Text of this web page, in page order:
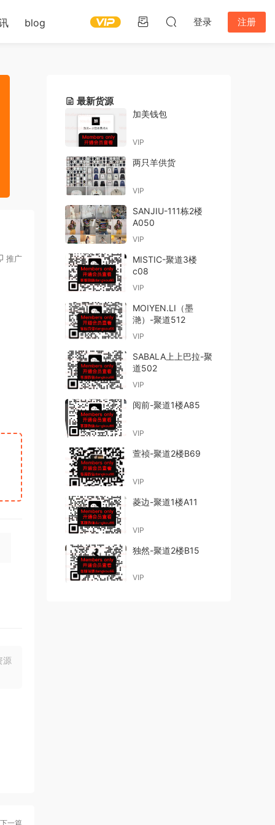
blog 登录 注册
推广
源
下一篇
最新货源
加美钱包
VIP
两只羊供货
VIP
SANJIU-111栋2楼
A050
VIP
MISTIC-聚道3楼
c08
VIP
MOIYEN.LI（墨
滟）-聚道512
VIP
SABALA上上巴拉-聚
道502
VIP
阅前-聚道1楼A85
VIP
萱祯-聚道2楼B69
VIP
菱边-聚道1楼A11
VIP
独然-聚道2楼B15
VIP